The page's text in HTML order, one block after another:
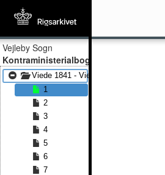
Vejleby Sogn
Kontraministerialbog
Viede 1841 - Viede 1860
1
2
3
4
5
6
7